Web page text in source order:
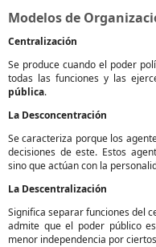
Modelos de
Centralización
Se produce cuando el poder
todas las funciones y las
pública.
La Desconcentración
Se caracteriza porque los
decisiones de este. Estos
sino que actúan con la
La Descentralización
Significa separar funciones del
admite que el poder público
menor independencia por